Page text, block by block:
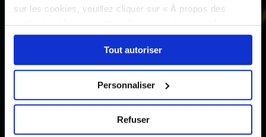
sur les cookies, veuillez cliquer sur « À propos des
cookies ». Vous pouvez ci-dessous autoriser, refuser ou
sélectionner les cookies selon les finalités via l'onglet
« Détails ». À tout moment, vous pouvez modifier votre
choix en cliquant sur le lien « Cookies » en bas des
Tout autoriser
Personnaliser
Refuser